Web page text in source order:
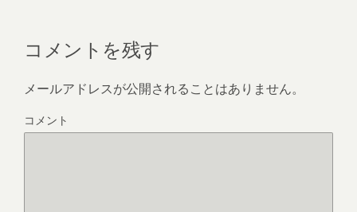
コメントを残す
メールアドレスが公開されることはありません。
コメント